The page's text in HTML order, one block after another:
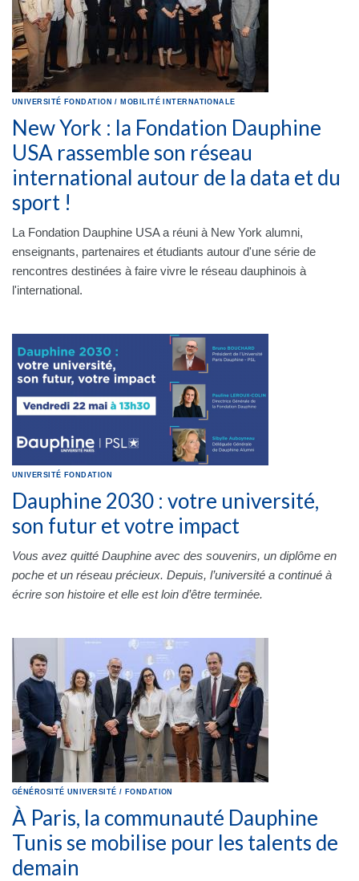
UNIVERSITÉ FONDATION / MOBILITÉ INTERNATIONALE
New York : la Fondation Dauphine
USA rassemble son réseau
international autour de la data et du
sport !
La Fondation Dauphine USA a réuni à New York alumni,
enseignants, partenaires et étudiants autour d'une série de
rencontres destinées à faire vivre le réseau dauphinois à
l'international.
UNIVERSITÉ FONDATION
Dauphine 2030 : votre université,
son futur et votre impact
Vous avez quitté Dauphine avec des souvenirs, un diplôme en
poche et un réseau précieux. Depuis, l’université a continué à
écrire son histoire et elle est loin d’être terminée.
GÉNÉROSITÉ UNIVERSITÉ / FONDATION
À Paris, la communauté Dauphine
Tunis se mobilise pour les talents de
demain